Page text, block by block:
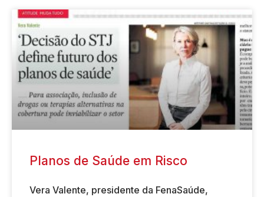
Planos de Saúde em Risco
Vera Valente, presidente da FenaSaúde,